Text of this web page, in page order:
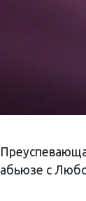
абьюзе с